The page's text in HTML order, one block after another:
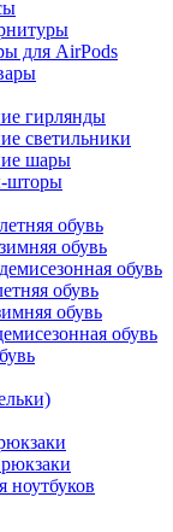
для AirPods
гирлянды
светильники
шары
шторы
обувь
обувь
обувь
обувь
обувь
обувь
ноутбуков